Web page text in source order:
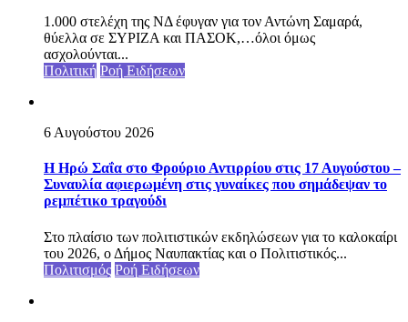
1.000 στελέχη της ΝΔ έφυγαν για τον Αντώνη Σαμαρά,
θύελλα σε ΣΥΡΙΖΑ και ΠΑΣΟΚ,…όλοι όμως
ασχολούνται...
Πολιτική Ροή Ειδήσεων
6 Αυγούστου 2026
Η Ηρώ Σαΐα στο Φρούριο Αντιρρίου στις 17 Αυγούστου –
Συναυλία αφιερωμένη στις γυναίκες που σημάδεψαν το
ρεμπέτικο τραγούδι
Στο πλαίσιο των πολιτιστικών εκδηλώσεων για το καλοκαίρι
του 2026, ο Δήμος Ναυπακτίας και ο Πολιτιστικός...
Πολιτισμός Ροή Ειδήσεων